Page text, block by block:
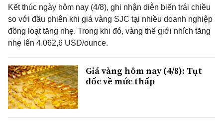
Kết thúc ngày hôm nay (4/8), ghi nhận diễn biến trái chiều
so với đầu phiên khi giá vàng SJC tại nhiều doanh nghiệp
đồng loạt tăng nhẹ. Trong khi đó, vàng thế giới nhích tăng
nhẹ lên 4.062,6 USD/ounce.
Giá vàng hôm nay (4/8): Tụt
dốc về mức thấp